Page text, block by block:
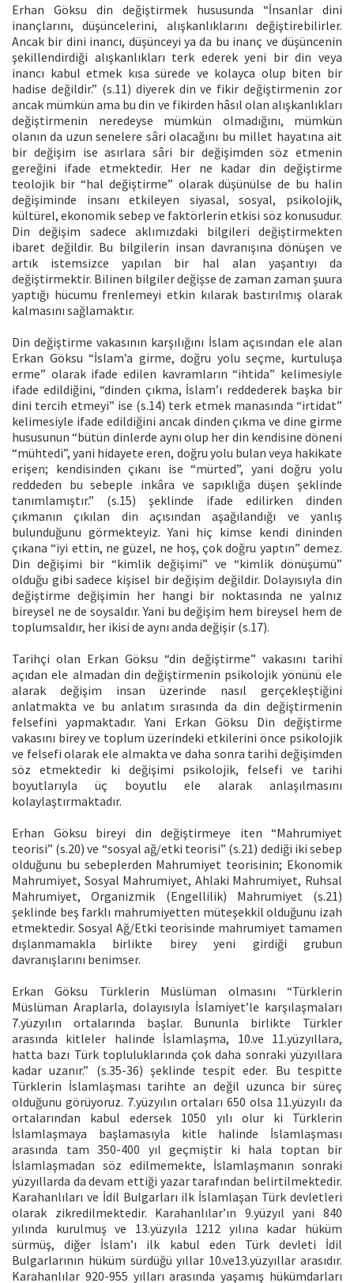
Erhan Göksu din değiştirmek hususunda “İnsanlar dini
inançlarını, düşüncelerini, alışkanlıklarını değiştirebilirler.
Ancak bir dini inancı, düşünceyi ya da bu inanç ve düşüncenin
şekillendirdiği alışkanlıkları terk ederek yeni bir din veya
inancı kabul etmek kısa sürede ve kolayca olup biten bir
hadise değildir.” (s.11) diyerek din ve fikir değiştirmenin zor
ancak mümkün ama bu din ve fikirden hâsıl olan alışkanlıkları
değiştirmenin neredeyse mümkün olmadığını, mümkün
olanın da uzun senelere sâri olacağını bu millet hayatına ait
bir değişim ise asırlara sâri bir değişimden söz etmenin
gereğini ifade etmektedir. Her ne kadar din değiştirme
teolojik bir “hal değiştirme” olarak düşünülse de bu halin
değişiminde insanı etkileyen siyasal, sosyal, psikolojik,
kültürel, ekonomik sebep ve faktörlerin etkisi söz konusudur.
Din değişim sadece aklımızdaki bilgileri değiştirmekten
ibaret değildir. Bu bilgilerin insan davranışına dönüşen ve
artık istemsizce yapılan bir hal alan yaşantıyı da
değiştirmektir. Bilinen bilgiler değişse de zaman zaman şuura
yaptığı hücumu frenlemeyi etkin kılarak bastırılmış olarak
kalmasını sağlamaktır.
Din değiştirme vakasının karşılığını İslam açısından ele alan
Erkan Göksu “İslam’a girme, doğru yolu seçme, kurtuluşa
erme” olarak ifade edilen kavramların “ihtida” kelimesiyle
ifade edildiğini, “dinden çıkma, İslam’ı reddederek başka bir
dini tercih etmeyi” ise (s.14) terk etmek manasında “irtidat”
kelimesiyle ifade edildiğini ancak dinden çıkma ve dine girme
hususunun “bütün dinlerde aynı olup her din kendisine döneni
“mühtedi”, yani hidayete eren, doğru yolu bulan veya hakikate
erişen; kendisinden çıkanı ise “mürted”, yani doğru yolu
reddeden bu sebeple inkâra ve sapıklığa düşen şeklinde
tanımlamıştır.” (s.15) şeklinde ifade edilirken dinden
çıkmanın çıkılan din açısından aşağılandığı ve yanlış
bulunduğunu görmekteyiz. Yani hiç kimse kendi dininden
çıkana “iyi ettin, ne güzel, ne hoş, çok doğru yaptın” demez.
Din değişimi bir “kimlik değişimi” ve “kimlik dönüşümü”
olduğu gibi sadece kişisel bir değişim değildir. Dolayısıyla din
değiştirme değişimin her hangi bir noktasında ne yalnız
bireysel ne de soysaldır. Yani bu değişim hem bireysel hem de
toplumsaldır, her ikisi de aynı anda değişir (s.17).
Tarihçi olan Erkan Göksu “din değiştirme” vakasını tarihi
açıdan ele almadan din değiştirmenin psikolojik yönünü ele
alarak değişim insan üzerinde nasıl gerçekleştiğini
anlatmakta ve bu anlatım sırasında da din değiştirmenin
felsefini yapmaktadır. Yani Erkan Göksu Din değiştirme
vakasını birey ve toplum üzerindeki etkilerini önce psikolojik
ve felsefi olarak ele almakta ve daha sonra tarihi değişimden
söz etmektedir ki değişimi psikolojik, felsefi ve tarihi
boyutlarıyla üç boyutlu ele alarak anlaşılmasını
kolaylaştırmaktadır.
Erhan Göksu bireyi din değiştirmeye iten “Mahrumiyet
teorisi” (s.20) ve “sosyal ağ/etki teorisi” (s.21) dediği iki sebep
olduğunu bu sebeplerden Mahrumiyet teorisinin; Ekonomik
Mahrumiyet, Sosyal Mahrumiyet, Ahlaki Mahrumiyet, Ruhsal
Mahrumiyet, Organizmik (Engellilik) Mahrumiyet (s.21)
şeklinde beş farklı mahrumiyetten müteşekkil olduğunu izah
etmektedir. Sosyal Ağ/Etki teorisinde mahrumiyet tamamen
dışlanmamakla birlikte birey yeni girdiği grubun
davranışlarını benimser.
Erkan Göksu Türklerin Müslüman olmasını “Türklerin
Müslüman Araplarla, dolayısıyla İslamiyet’le karşılaşmaları
7.yüzyılın ortalarında başlar. Bununla birlikte Türkler
arasında kitleler halinde İslamlaşma, 10.ve 11.yüzyıllara,
hatta bazı Türk topluluklarında çok daha sonraki yüzyıllara
kadar uzanır.” (s.35-36) şeklinde tespit eder. Bu tespitte
Türklerin İslamlaşması tarihte an değil uzunca bir süreç
olduğunu görüyoruz. 7.yüzyılın ortaları 650 olsa 11.yüzyılı da
ortalarından kabul edersek 1050 yılı olur ki Türklerin
İslamlaşmaya başlamasıyla kitle halinde İslamlaşması
arasında tam 350-400 yıl geçmiştir ki hala toptan bir
İslamlaşmadan söz edilmemekte, İslamlaşmanın sonraki
yüzyıllarda da devam ettiği yazar tarafından belirtilmektedir.
Karahanlıları ve İdil Bulgarları ilk İslamlaşan Türk devletleri
olarak zikredilmektedir. Karahanlılar’ın 9.yüzyıl yani 840
yılında kurulmuş ve 13.yüzyıla 1212 yılına kadar hüküm
sürmüş, diğer İslam’ı ilk kabul eden Türk devleti İdil
Bulgarlarının hüküm sürdüğü yıllar 10.ve13.yüzyıllar arasıdır.
Karahanlılar 920-955 yılları arasında yaşamış hükümdarları